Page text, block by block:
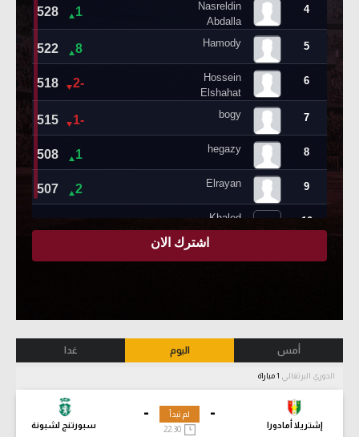
أمس اليوم غدا
الدوري البرتغالي
-
إشتريلا أمادورا
-
سبورتنج لشبونة
لم تبدأ